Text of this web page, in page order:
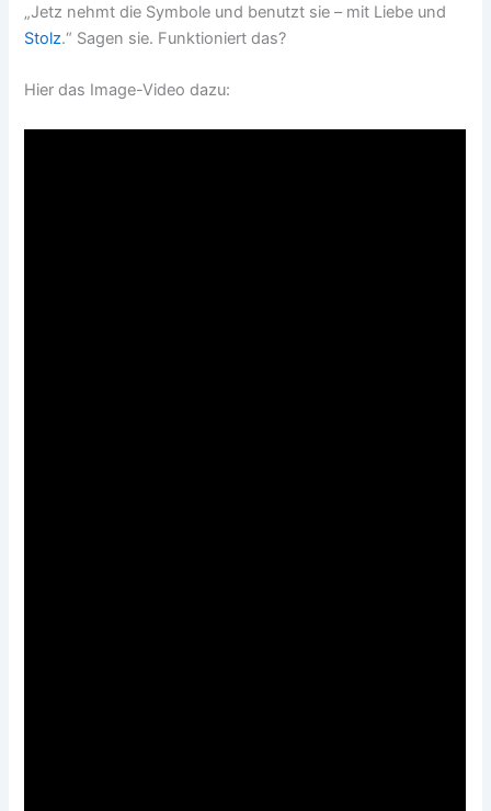
„Jetz nehmt die Symbole und benutzt sie – mit Liebe und
Stolz.“ Sagen sie. Funktioniert das?
Hier das Image-Video dazu: